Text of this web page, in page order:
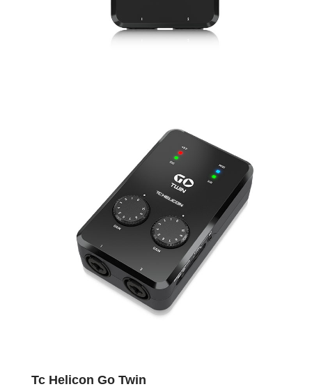
Tc Helicon Go Twin